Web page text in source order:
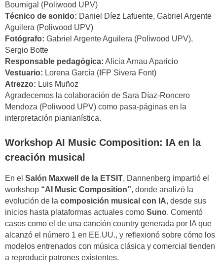
Bournigal (Poliwood UPV)
Técnico de sonido: Daniel Díez Lafuente, Gabriel Argente
Aguilera (Poliwood UPV)
Fotógrafo: Gabriel Argente Aguilera (Poliwood UPV),
Sergio Botte
Responsable pedagógica: Alicia Arnau Aparicio
Vestuario: Lorena García (IFP Sivera Font)
Atrezzo: Luis Muñoz
Agradecemos la colaboración de Sara Díaz-Roncero
Mendoza (Poliwood UPV) como pasa-páginas en la
interpretación pianianística.
Workshop AI Music Composition: IA en la
creación musical
En el Salón Maxwell de la ETSIT, Dannenberg impartió el
workshop “AI Music Composition”, donde analizó la
evolución de la composición musical con IA, desde sus
inicios hasta plataformas actuales como Suno. Comentó
casos como el de una canción country generada por IA que
alcanzó el número 1 en EE.UU., y reflexionó sobre cómo los
modelos entrenados con música clásica y comercial tienden
a reproducir patrones existentes.